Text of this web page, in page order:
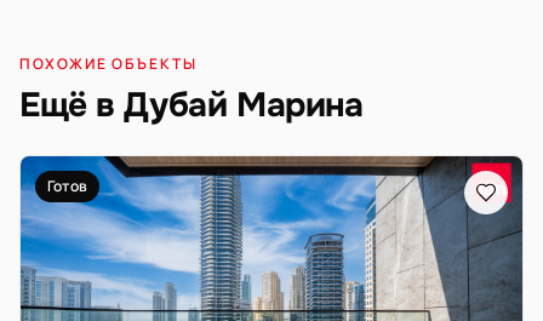
ПОХОЖИЕ ОБЪЕКТЫ
Ещё в Дубай Марина
Готов